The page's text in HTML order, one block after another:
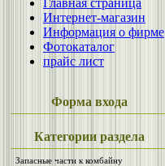
Главная страница
Интернет-магазин
Информация о фирме
Фотокаталог
прайс лист
Форма входа
Категории раздела
Запасные части к комбайну